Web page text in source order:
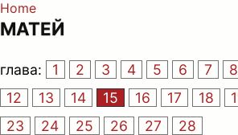
Home
МАТЕЙ
глава: 1 2 3 4 5 6 7 8
12
13 14 15 16 17 18
23
24 25 26 27 28